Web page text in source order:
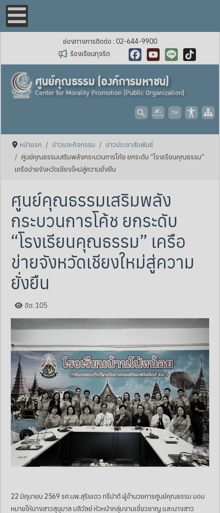
ช่องทางการติดต่อ : 02-644-9900
ร้องเรียนทุจริต
Facebook
YouTube
Line TikTok
หน้าแรก ข่าวและกิจกรรม
ข่าวประชาสัมพันธ์
ศูนย์คุณธรรมเสริมพลังกระบวนการโค้ช ยกระดับ “โรงเรียนคุณธรรม”
เครือข่ายจังหวัดเชียงใหม่สู่ความยั่งยืน
ศูนย์คุณธรรมเสริมพลัง
กระบวนการโค้ช ยกระดับ
“โรงเรียนคุณธรรม” เครือ
ข่ายจังหวัดเชียงใหม่สู่ความ
ยั่งยืน
ฮิต: 105
22 มิถุนายน 2569 รศ.นพ.สุริยเดว ทรีปาตี ผู้อำนวยการศูนย์คุณธรรม มอบ
หมายให้นางสาวสุขุมาล มลิวัลย์ หัวหน้ากลุ่มงานเชี่ยวชาญ และนางสาว